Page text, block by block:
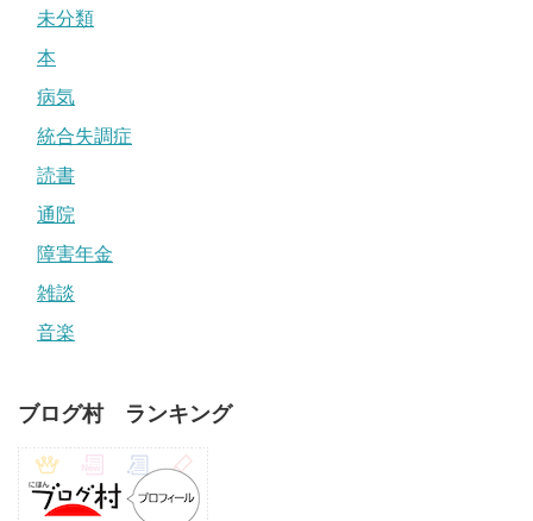
未分類
本
病気
統合失調症
読書
通院
障害年金
雑談
音楽
ブログ村 ランキング